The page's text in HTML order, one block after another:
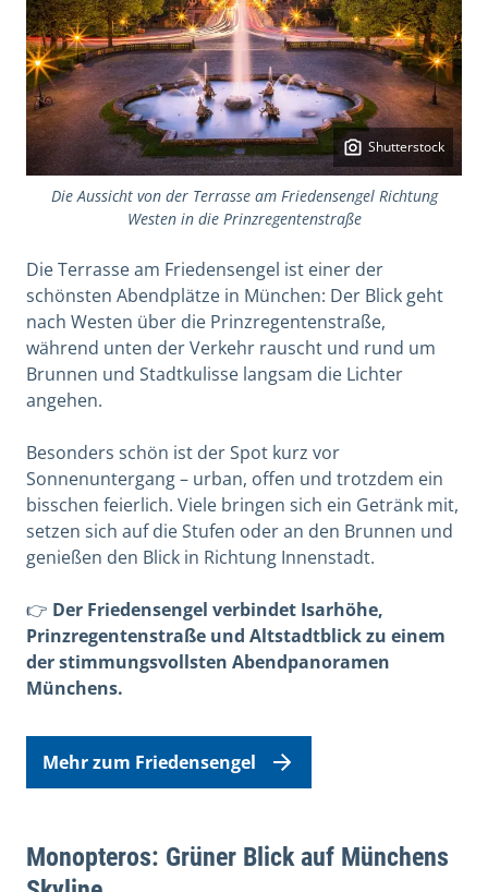
Shutterstock
Die Aussicht von der Terrasse am Friedensengel Richtung
Westen in die Prinzregentenstraße
Die Terrasse am Friedensengel ist einer der
schönsten Abendplätze in München: Der Blick geht
nach Westen über die Prinzregentenstraße,
während unten der Verkehr rauscht und rund um
Brunnen und Stadtkulisse langsam die Lichter
angehen.
Besonders schön ist der Spot kurz vor
Sonnenuntergang – urban, offen und trotzdem ein
bisschen feierlich. Viele bringen sich ein Getränk mit,
setzen sich auf die Stufen oder an den Brunnen und
genießen den Blick in Richtung Innenstadt.
👉 Der Friedensengel verbindet Isarhöhe,
Prinzregentenstraße und Altstadtblick zu einem
der stimmungsvollsten Abendpanoramen
Münchens.
Mehr zum Friedensengel
Monopteros: Grüner Blick auf Münchens